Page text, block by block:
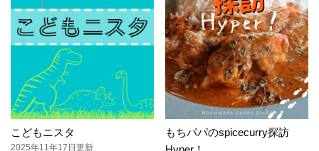
こどもニスタ
2025年11年17日更新
もちパパのspicecurry探訪